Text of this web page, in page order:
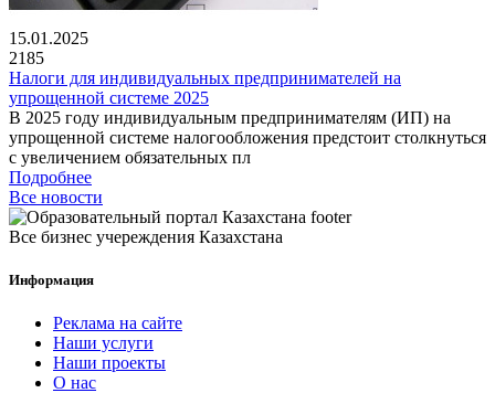
15.01.2025
2185
Налоги для индивидуальных предпринимателей на
упрощенной системе 2025
В 2025 году индивидуальным предпринимателям (ИП) на
упрощенной системе налогообложения предстоит столкнуться
с увеличением обязательных пл
Подробнее
Все новости
Все бизнес учереждения Казахстана
Информация
Реклама на сайте
Наши услуги
Наши проекты
О нас